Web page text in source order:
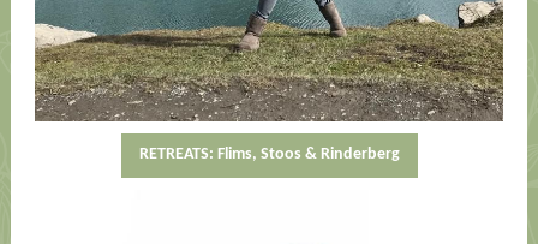
RETREATS: Flims, Stoos & Rinderberg